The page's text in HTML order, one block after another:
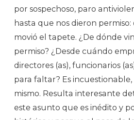
por sospechoso, paro
hasta que nos dieron permiso:
movió el tapete. ¿De dónde
permiso? ¿Desde cuándo
directores (as), funcionarios
para faltar? Es incuestionable,
mismo. Resulta interesante
este asunto que es inédito y